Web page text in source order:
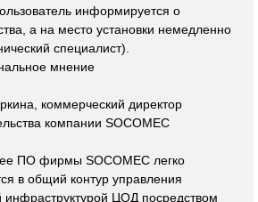
информируется о
а на место установки немедленно
специалист).
мнение
коммерческий директор
компании SOCOMEC
ПО фирмы SOCOMEC легко
в общий контур управления
инфраструктурой ЦОД посредством